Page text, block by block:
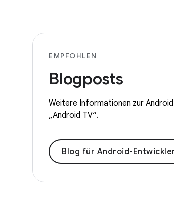
EMPFOHLEN
Blogposts
Weitere Informationen zur
„Android TV“.
Blog für Android-